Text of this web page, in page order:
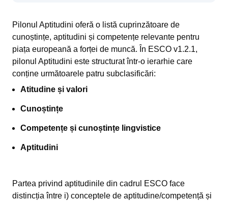
Pilonul Aptitudini oferă o listă cuprinzătoare de
cunoștințe, aptitudini și competențe relevante pentru
piața europeană a forței de muncă. În ESCO v1.2.1,
pilonul Aptitudini este structurat într-o ierarhie care
conține următoarele patru subclasificări:
Atitudine și valori
Cunoștințe
Competențe și cunoștințe lingvistice
Aptitudini
Partea privind aptitudinile din cadrul ESCO face
distincția între i) conceptele de aptitudine/competență și